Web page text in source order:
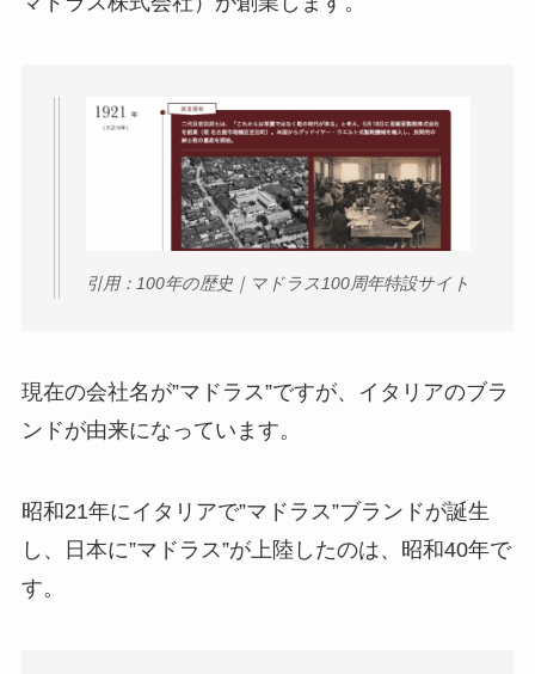
引用：100年の歴史｜マドラス100周年特設サイト
現在の会社名が”マドラス”ですが、イタリアのブラ
ンドが由来になっています。
昭和21年にイタリアで”マドラス”ブランドが誕生
し、日本に”マドラス”が上陸したのは、昭和40年で
す。